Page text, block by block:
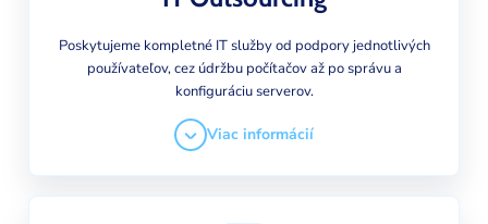
Poskytujeme kompletné IT služby od podpory jednotlivých
používateľov, cez údržbu počítačov až po správu a
konfiguráciu serverov.
Viac informácií